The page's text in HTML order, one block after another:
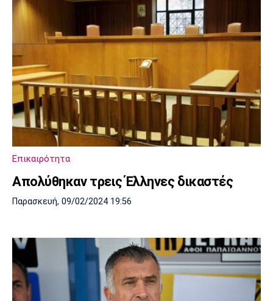
Επικαιρότητα
Απολύθηκαν τρεις Έλληνες δικαστές
Παρασκευή, 09/02/2024 19:56